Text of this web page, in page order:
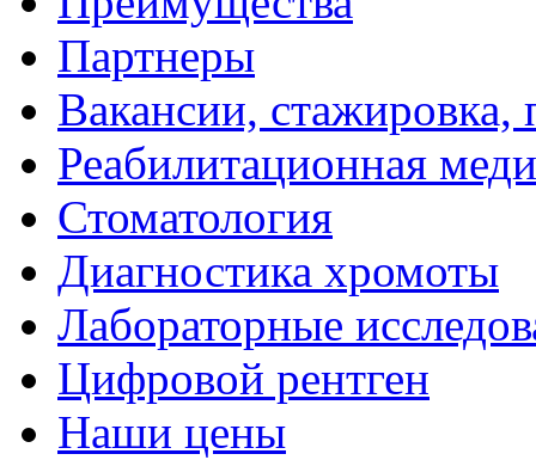
Партнеры
Вакансии, стажировка,
Реабилитационная
Стоматология
Диагностика хромоты
Лабораторные
Цифровой рентген
Наши цены